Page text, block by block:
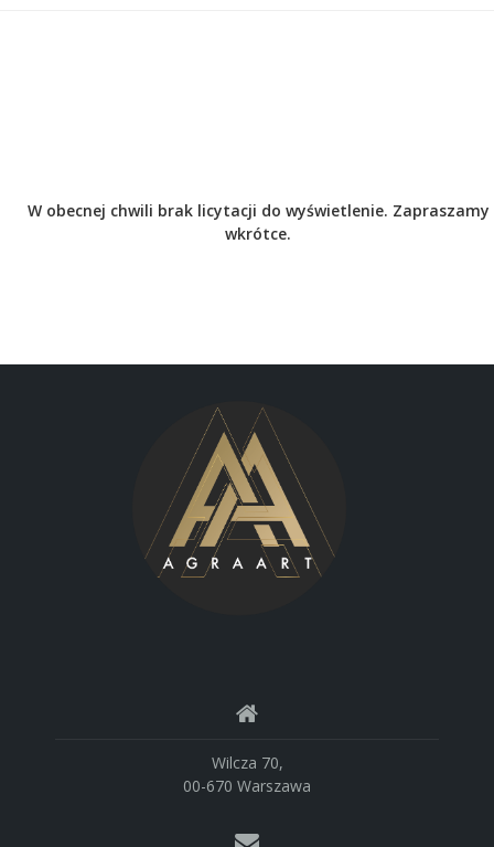
W obecnej chwili brak licytacji do wyświetlenie. Zapraszamy
wkrótce.
Wilcza 70,
00-670 Warszawa